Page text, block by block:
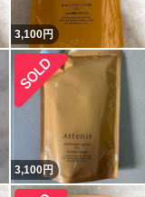
3,100円
3,100円